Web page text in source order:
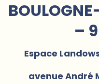
–
Espace
avenue André